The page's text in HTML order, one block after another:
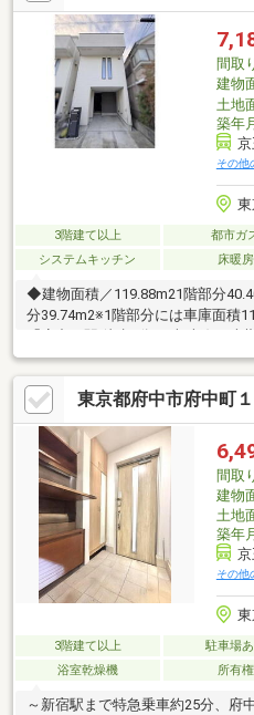
間取
建物
土地
築年
その他
東
3階建て以上 都市ガ
システムキッチン
床暖房
◆建物面積／119.88m21階部分
分39.74m2※1階部分には車庫面積
分・京王線 「府中競馬正門前」
譲時にLDKのクロスのみ張り替え
食洗器、浴室換気乾燥機、LDに
ーフォン、トイレ二箇所、カース
東京都府中市府中町
間取
建物
土地
築年
その他
3階建て以上 駐車場
浴室乾燥機
所有権
～新宿駅まで特急乗車約25分、府